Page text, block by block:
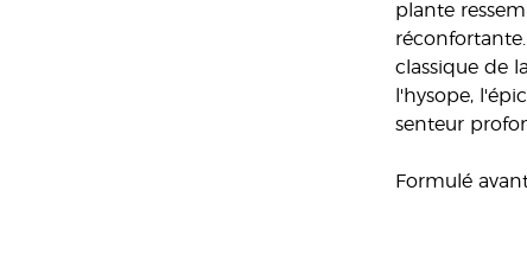
plante
classique de
l'hysope,
senteur
Formulé